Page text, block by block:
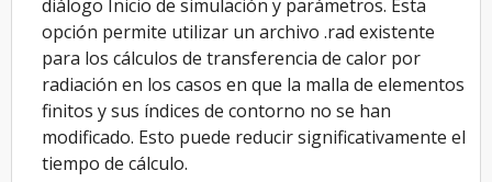
diálogo Inicio de simulación y parámetros. Esta
opción permite utilizar un archivo .rad existente
para los cálculos de transferencia de calor por
radiación en los casos en que la malla de elementos
finitos y sus índices de contorno no se han
modificado. Esto puede reducir significativamente el
tiempo de cálculo.